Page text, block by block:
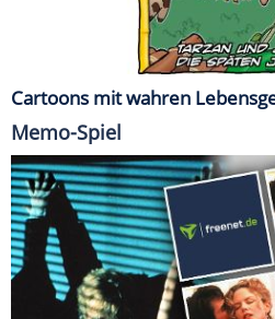
Cartoons mit wahren
Memo-Spiel